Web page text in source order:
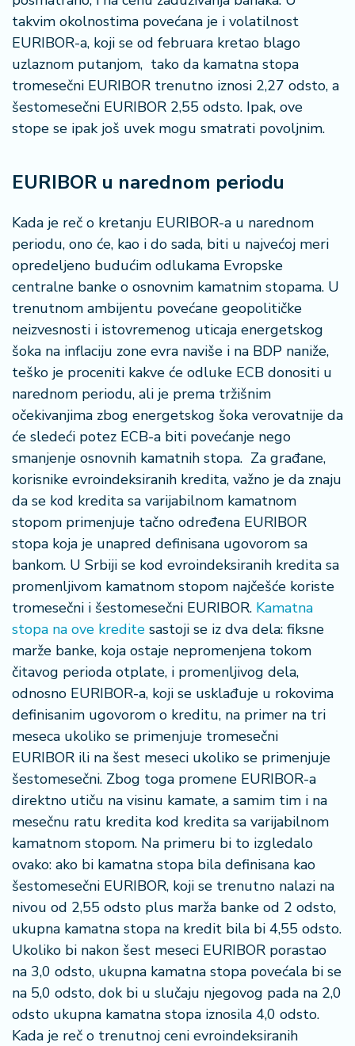
takvim okolnostima povećana je i volatilnost
EURIBOR-a, koji se od februara kretao blago
uzlaznom putanjom, tako da kamatna stopa
tromesečni EURIBOR trenutno iznosi 2,27 odsto, a
šestomesečni EURIBOR 2,55 odsto. Ipak, ove
stope se ipak još uvek mogu smatrati povoljnim.
EURIBOR u narednom periodu
Kada je reč o kretanju EURIBOR-a u narednom
periodu, ono će, kao i do sada, biti u najvećoj meri
opredeljeno budućim odlukama Evropske
centralne banke o osnovnim kamatnim stopama. U
trenutnom ambijentu povećane geopolitičke
neizvesnosti i istovremenog uticaja energetskog
šoka na inflaciju zone evra naviše i na BDP naniže,
teško je proceniti kakve će odluke ECB donositi u
narednom periodu, ali je prema tržišnim
očekivanjima zbog energetskog šoka verovatnije da
će sledeći potez ECB-a biti povećanje nego
smanjenje osnovnih kamatnih stopa. Za građane,
korisnike evroindeksiranih kredita, važno je da znaju
da se kod kredita sa varijabilnom kamatnom
stopom primenjuje tačno određena EURIBOR
stopa koja je unapred definisana ugovorom sa
bankom. U Srbiji se kod evroindeksiranih kredita sa
promenljivom kamatnom stopom najčešće koriste
tromesečni i šestomesečni EURIBOR. Kamatna
stopa na ove kredite sastoji se iz dva dela: fiksne
marže banke, koja ostaje nepromenjena tokom
čitavog perioda otplate, i promenljivog dela,
odnosno EURIBOR-a, koji se usklađuje u rokovima
definisanim ugovorom o kreditu, na primer na tri
meseca ukoliko se primenjuje tromesečni
EURIBOR ili na šest meseci ukoliko se primenjuje
šestomesečni. Zbog toga promene EURIBOR-a
direktno utiču na visinu kamate, a samim tim i na
mesečnu ratu kredita kod kredita sa varijabilnom
kamatnom stopom. Na primeru bi to izgledalo
ovako: ako bi kamatna stopa bila definisana kao
šestomesečni EURIBOR, koji se trenutno nalazi na
nivou od 2,55 odsto plus marža banke od 2 odsto,
ukupna kamatna stopa na kredit bila bi 4,55 odsto.
Ukoliko bi nakon šest meseci EURIBOR porastao
na 3,0 odsto, ukupna kamatna stopa povećala bi se
na 5,0 odsto, dok bi u slučaju njegovog pada na 2,0
odsto ukupna kamatna stopa iznosila 4,0 odsto.
Kada je reč o trenutnoj ceni evroindeksiranih